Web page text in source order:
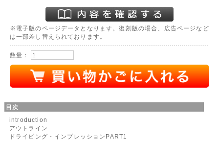
※電子版のページデータとなります。復刻版の場合、広告ページなど
は一部差し替えられております。
数量：
目次
introduction
アウトライン
ドライビング・インプレッションPART1